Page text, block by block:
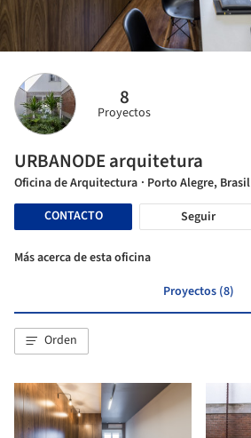
8
Proyectos
URBANODE arquitetura
Oficina de Arquitectura · Porto Alegre, Brasil
CONTACTO
Seguir
Más acerca de esta oficina
Proyectos (8)
Orden